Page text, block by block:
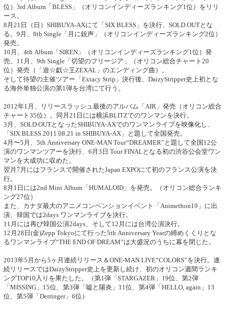
位）3rd Album「BLESS」（オリコンインディーズランキング1位）をリリ
ース。
8月21日（日）SHIBUYA‐AXにて「SIX BLESS」を決行、SOLD OUTとな
る。9月、8th Single「月に銃声」（オリコンインディーズランキング2位）
発売。
10月、4th Album「SIREN」（オリコンインディーズランキング1位）発
売。11月、9th Single「切望のフリージア」（オリコン総合チャート20
位）発売（「遊☆戯☆王ZEXAL」のエンディング曲）。
そして待望の主催ツアー「Extacy Strip」決行後、DaizyStripper史上初とな
る海外単独公演の第1弾を台湾にて行う。
2012年1月、リリースラッシュ最後のアルバム「AIR」発売（オリコン総合
チャート35位）。同月21日には横浜BLITZでのワンマンを決行。
3月、SOLD OUTとなったSHIBUYA‐AXでのワンマンライブを映像化し、
「SIX BLESS 2011.08.21 in SHIBUYA-AX」と題して全国発売。
4月〜5月、5th Anniversary ONE-MAN Tour“DREAMER”と題して全国12公
演のワンマンツアーを決行、6月3日 Tour FINALとなる初の渋谷公会堂ワン
マンを大成功に収めた。
翌月7月にはフランスで開催されたJapan EXPOにて初のフランス公演を決
行。
8月1日には2nd Mini Album「HUMALOID」を発売。（オリコン総合ランキ
ング27位）
また、カナダ最大のアニメコンベンションイベント「Animethon19」に出
演、韓国では2days ワンマンライブを決行。
11月には再び韓国公演2days、そして12月には台湾公演決行。
12月28日(金)Zepp Tokyoにて行った5th Anniversary Yearの締めくくりとな
るワンマンライブ“THE END OF DREAM”は大盛況のうちに幕を閉じた。
2013年5月から5ヶ月連続リリース＆ONE-MAN LIVE“COLORS”を決行。連
続リリースではDaizyStripper史上を更新し続け、初のオリコン週間ランキ
ングTOP10入りを果たした。（第1弾「STARGAZER」19位、第2弾
「MISSING」15位、第3弾「嘘と陽炎」11位、第4弾「HELLO, again」13
位、第5弾「Derringer」6位）